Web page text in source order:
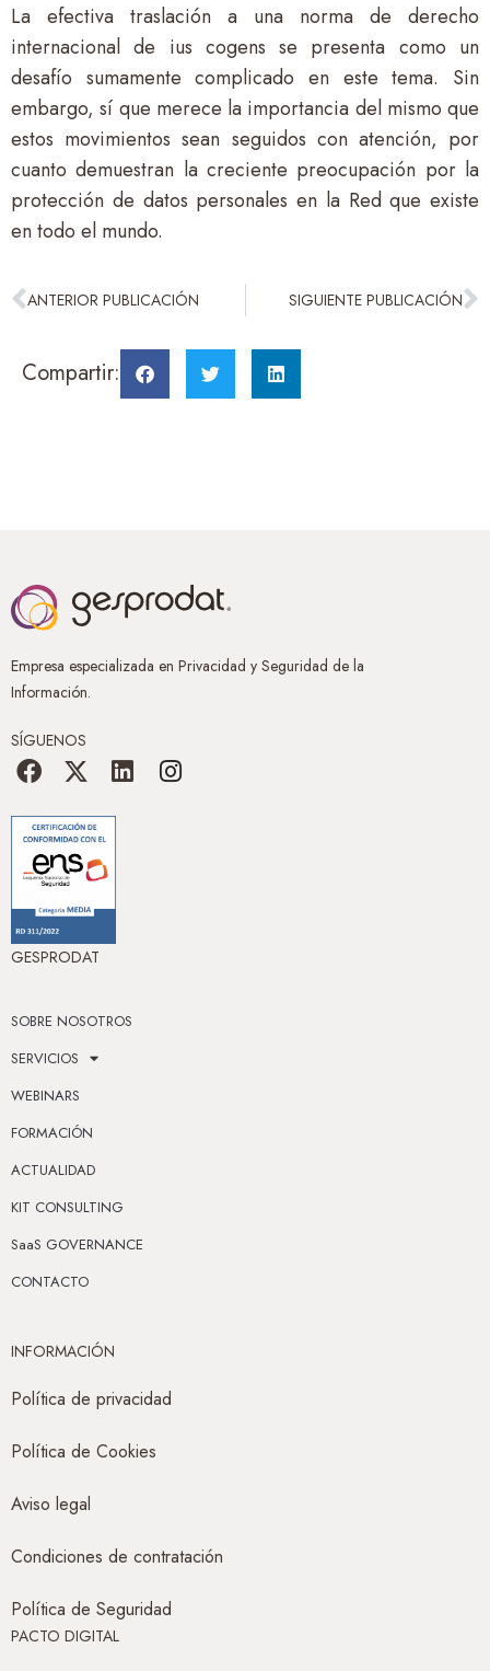
La efectiva traslación a una norma de derecho
internacional de ius cogens se presenta como un
desafío sumamente complicado en este tema. Sin
embargo, sí que merece la importancia del mismo que
estos movimientos sean seguidos con atención, por
cuanto demuestran la creciente preocupación por la
protección de datos personales en la Red que existe
en todo el mundo.
ANTERIOR PUBLICACIÓN SIGUIENTE PUBLICACIÓN
Compartir:
Empresa especializada en Privacidad y Seguridad de la
Información.
SÍGUENOS
GESPRODAT
SOBRE NOSOTROS
SERVICIOS
WEBINARS
FORMACIÓN
ACTUALIDAD
KIT CONSULTING
SaaS GOVERNANCE
CONTACTO
INFORMACIÓN
Política de privacidad
Política de Cookies
Aviso legal
Condiciones de contratación
Política de Seguridad
PACTO DIGITAL